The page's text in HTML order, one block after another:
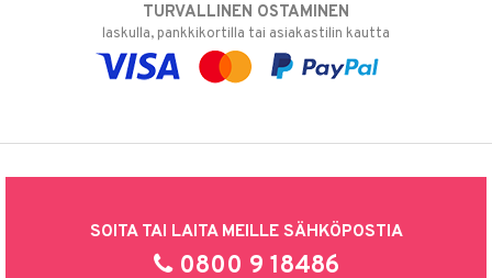
TURVALLINEN OSTAMINEN
laskulla, pankkikortilla tai asiakastilin kautta
SOITA TAI LAITA MEILLE SÄHKÖPOSTIA
0800 9 18486